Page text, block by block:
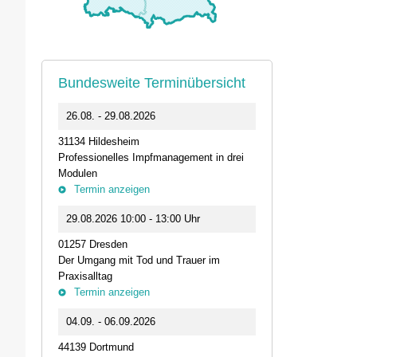
Bundesweite Terminübersicht
26.08. - 29.08.2026
31134 Hildesheim
Professionelles Impfmanagement in drei
Modulen
Termin anzeigen
29.08.2026 10:00 - 13:00 Uhr
01257 Dresden
Der Umgang mit Tod und Trauer im
Praxisalltag
Termin anzeigen
04.09. - 06.09.2026
44139 Dortmund